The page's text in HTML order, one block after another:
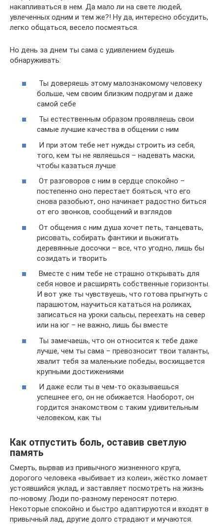
накапливаться в нем. Да мало ли на свете людей,
увлеченных одним и тем же?! Ну да, интересно обсудить,
легко общаться, весело посмеяться.
Но день за днем ты сама с удивлением будешь
обнаруживать:
Ты доверяешь этому малознакомому человеку
больше, чем своим близким подругам и даже
самой себе
Ты естественным образом проявляешь свои
самые лучшие качества в общении с ним
И при этом тебе нет нужды строить из себя,
того, кем ты не являешься – надевать маски,
чтобы казаться лучше
От разговоров с ним в сердце спокойно –
постепенно оно перестает бояться, что его
снова разобьют, оно начинает радостно биться
от его звонков, сообщений и взглядов
От общения с ним душа хочет петь, танцевать,
рисовать, собирать фантики и выжигать
деревянные досочки – все, что угодно, лишь бы
созидать и творить
Вместе с ним тебе не страшно открывать для
себя новое и расширять собственные горизонты.
И вот уже ты чувствуешь, что готова прыгнуть с
парашютом, научиться кататься на роликах,
записаться на уроки сальсы, переехать на север
или на юг – не важно, лишь бы вместе
Ты замечаешь, что он относится к тебе даже
лучше, чем ты сама – превозносит твои таланты,
хвалит тебя за маленькие победы, восхищается
крупными достижениями
И даже если ты в чем-то оказываешься
успешнее его, он не обижается. Наоборот, он
гордится знакомством с таким удивительным
человеком, как ты
Как отпустить боль, оставив светлую
память
Смерть, вырвав из привычного жизненного круга,
дорогого человека «выбивает из колеи», жёстко ломает
устоявшийся уклад, и заставляет посмотреть на жизнь
по-новому. Люди по-разному переносят потерю.
Некоторые спокойно и быстро адаптируются и входят в
привычный лад, другие долго страдают и мучаются.